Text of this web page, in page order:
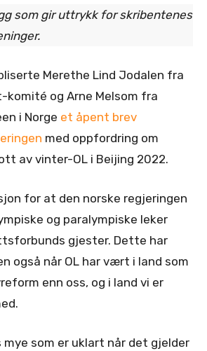
som gir uttrykk for skribentenes
Merethe Lind Jodalen fra
komité og Arne Melsom fra
i Norge et åpent brev
med oppfordring om
av vinter-OL i Beijing 2022.
for at den norske regjeringen
og paralympiske leker
gjester. Dette har
også når OL har vært i land som
enn oss, og i land vi er
som er uklart når det gjelder